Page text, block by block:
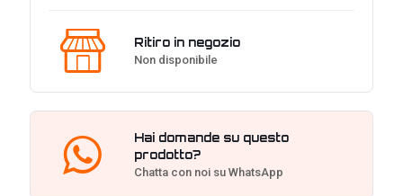
Ritiro in negozio
Non disponibile
Hai domande su questo
prodotto?
Chatta con noi su WhatsApp